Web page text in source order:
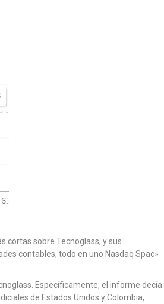
cortas sobre Tecnoglass, y sus
contables, todo en uno Nasdaq Spac»
Específicamente, el informe decía:
de Estados Unidos y Colombia,